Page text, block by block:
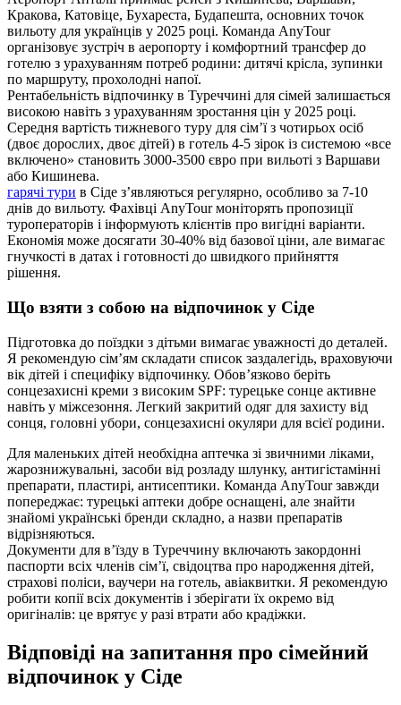
Кракова, Катовіце, Бухареста, Будапешта, основних точок
вильоту для українців у 2025 році. Команда AnyTour
організовує зустріч в аеропорту і комфортний трансфер до
готелю з урахуванням потреб родини: дитячі крісла, зупинки
по маршруту, прохолодні напої.
Рентабельність відпочинку в Туреччині для сімей залишається
високою навіть з урахуванням зростання цін у 2025 році.
Середня вартість тижневого туру для сім’ї з чотирьох осіб
(двоє дорослих, двоє дітей) в готель 4-5 зірок із системою «все
включено» становить 3000-3500 євро при вильоті з Варшави
або Кишинева.
гарячі тури в Сіде з’являються регулярно, особливо за 7-10
днів до вильоту. Фахівці AnyTour моніторять пропозиції
туроператорів і інформують клієнтів про вигідні варіанти.
Економія може досягати 30-40% від базової ціни, але вимагає
гнучкості в датах і готовності до швидкого прийняття
рішення.
Що взяти з собою на відпочинок у Сіде
Підготовка до поїздки з дітьми вимагає уважності до деталей.
Я рекомендую сім’ям складати список заздалегідь, враховуючи
вік дітей і специфіку відпочинку. Обов’язково беріть
сонцезахисні креми з високим SPF: турецьке сонце активне
навіть у міжсезоння. Легкий закритий одяг для захисту від
сонця, головні убори, сонцезахисні окуляри для всієї родини.
Для маленьких дітей необхідна аптечка зі звичними ліками,
жарознижувальні, засоби від розладу шлунку, антигістамінні
препарати, пластирі, антисептики. Команда AnyTour завжди
попереджає: турецькі аптеки добре оснащені, але знайти
знайомі українські бренди складно, а назви препаратів
відрізняються.
Документи для в’їзду в Туреччину включають закордонні
паспорти всіх членів сім’ї, свідоцтва про народження дітей,
страхові поліси, ваучери на готель, авіаквитки. Я рекомендую
робити копії всіх документів і зберігати їх окремо від
оригіналів: це врятує у разі втрати або крадіжки.
Відповіді на запитання про сімейний
відпочинок у Сіде